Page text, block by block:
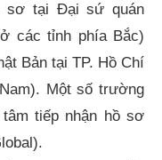
sơ tại Đại sứ quán
các tỉnh phía Bắc)
Bản tại TP. Hồ Chí
Một số trường
tiếp nhận hồ sơ